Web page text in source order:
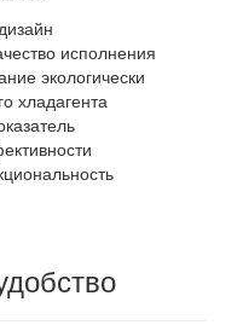
исполнения
экологически
хладагента